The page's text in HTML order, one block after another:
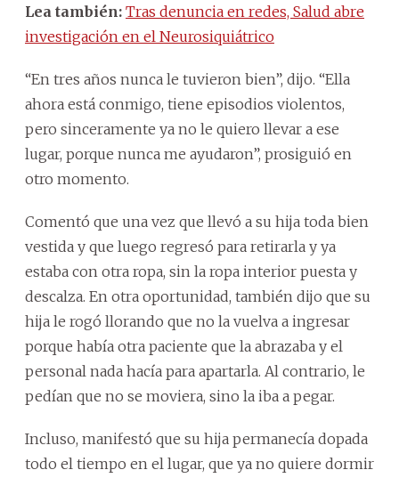
Lea también: Tras denuncia en redes, Salud abre
investigación en el Neurosiquiátrico
“En tres años nunca le tuvieron bien”, dijo. “Ella
ahora está conmigo, tiene episodios violentos,
pero sinceramente ya no le quiero llevar a ese
lugar, porque nunca me ayudaron”, prosiguió en
otro momento.
Comentó que una vez que llevó a su hija toda bien
vestida y que luego regresó para retirarla y ya
estaba con otra ropa, sin la ropa interior puesta y
descalza. En otra oportunidad, también dijo que su
hija le rogó llorando que no la vuelva a ingresar
porque había otra paciente que la abrazaba y el
personal nada hacía para apartarla. Al contrario, le
pedían que no se moviera, sino la iba a pegar.
Incluso, manifestó que su hija permanecía dopada
todo el tiempo en el lugar, que ya no quiere dormir